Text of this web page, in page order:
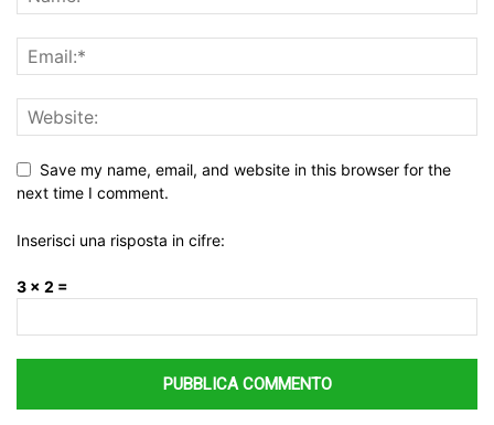
Save my name, email, and website in this browser for the
next time I comment.
Inserisci una risposta in cifre:
3 × 2 =